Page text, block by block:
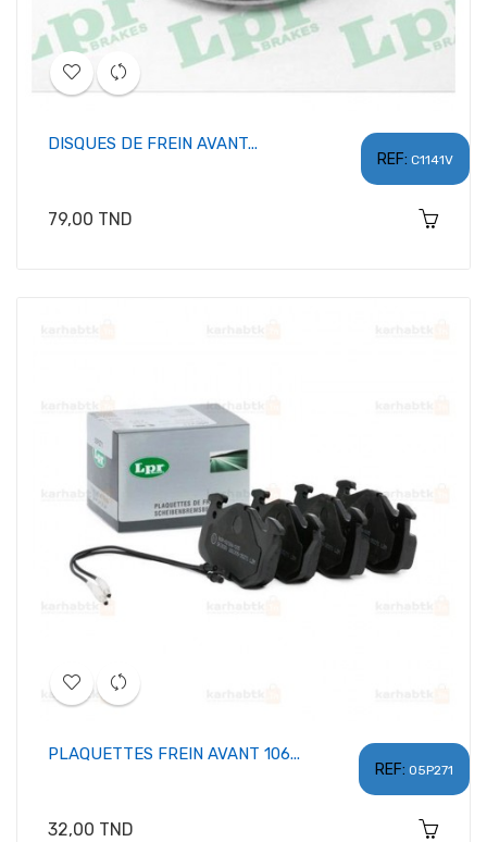
REF: C1141V
DISQUES DE FREIN AVANT...
Prix
79,00 TND
REF: 05P271
PLAQUETTES FREIN AVANT 106...
Prix
32,00 TND